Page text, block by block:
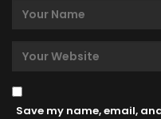
Save my name, email,